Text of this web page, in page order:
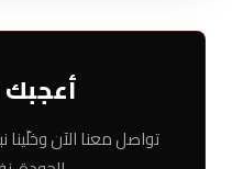
تواصل معنا الآن